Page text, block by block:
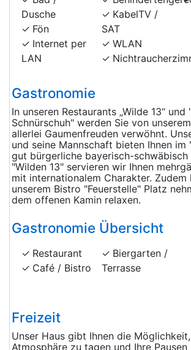
Dusche
Fön
Internet per
LAN
KabelTV /
SAT
WLAN
Gastronomie
In unseren Restaurants „Wilde 13“ und
Schnürschuh" werden Sie von
allerlei Gaumenfreuden verwöhnt.
und seine Mannschaft bieten Ihnen im
gut bürgerliche bayerisch-schwäbisch
"Wilden 13" servieren wir Ihnen
mit internationalem Charakter. Zudem
unserem Bistro "Feuerstelle" Platz
dem offenen Kamin relaxen.
Gastronomie Übersicht
Restaurant
Café / Bistro
Biergarten /
Terrasse
Freizeit
Unser Haus gibt Ihnen die
Atmosphäre zu tagen und Ihre